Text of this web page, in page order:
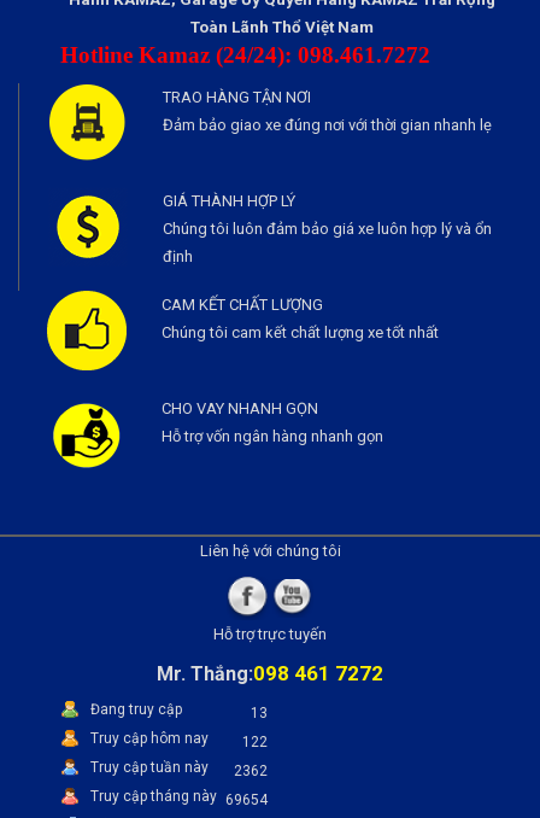
Toàn Lãnh Thổ Việt Nam
Hotline Kamaz (24/24): 098.461.7272
TRAO HÀNG TẬN NƠI
Đảm bảo giao xe đúng nơi với thời gian nhanh lẹ
GIÁ THÀNH HỢP LÝ
Chúng tôi luôn đảm bảo giá xe luôn hợp lý và ổn
định
CAM KẾT CHẤT LƯỢNG
Chúng tôi cam kết chất lượng xe tốt nhất
CHO VAY NHANH GỌN
Hỗ trợ vốn ngân hàng nhanh gọn
Liên hệ với chúng tôi
Hỗ trợ trực tuyến
Mr. Thắng:098 461 7272
Đang truy cập
13
Truy cập hôm nay
122
Truy cập tuần này
2362
Truy cập tháng này 69654